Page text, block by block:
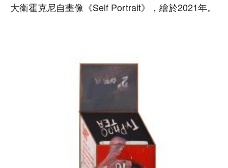
大衛霍克尼自畫像《Self Portrait》，繪於2021年。